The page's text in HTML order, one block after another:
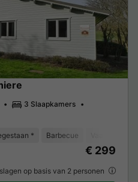
3 Slaapkamers
* Barbecue
€ 299
op basis van 2 personen